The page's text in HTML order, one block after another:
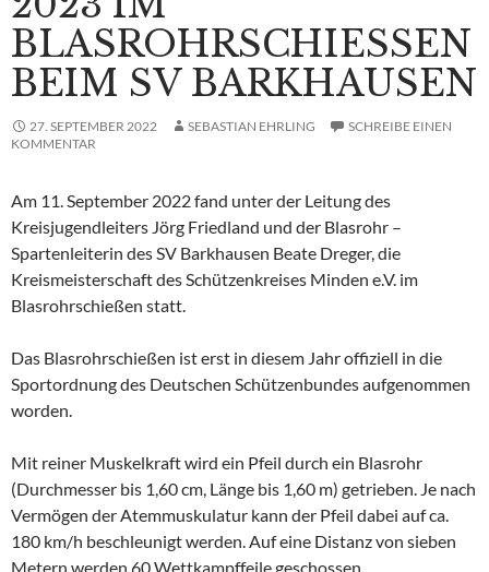
BLASROHRSCHIESSEN
BEIM SV BARKHAUSEN
27. SEPTEMBER 2022 SEBASTIAN EHRLING
SCHREIBE EINEN
KOMMENTAR
Am 11. September 2022 fand unter der Leitung des
Kreisjugendleiters Jörg Friedland und der Blasrohr –
Spartenleiterin des SV Barkhausen Beate Dreger, die
Kreismeisterschaft des Schützenkreises Minden e.V. im
Blasrohrschießen statt.
Das Blasrohrschießen ist erst in diesem Jahr offiziell in die
Sportordnung des Deutschen Schützenbundes aufgenommen
worden.
Mit reiner Muskelkraft wird ein Pfeil durch ein Blasrohr
(Durchmesser bis 1,60 cm, Länge bis 1,60 m) getrieben. Je nach
Vermögen der Atemmuskulatur kann der Pfeil dabei auf ca.
180 km/h beschleunigt werden. Auf eine Distanz von sieben
Metern werden 60 Wettkampffeile geschossen.